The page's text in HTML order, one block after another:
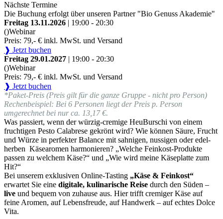
Nächste Termine
Die Buchung erfolgt über unseren Partner "Bio Genuss Akademie"
Freitag 13.11.2026 | 19:00 - 20:30
()Webinar
Preis: 79,- € inkl. MwSt. und Versand
❱ Jetzt buchen
Freitag 29.01.2027 | 19:00 - 20:30
()Webinar
Preis: 79,- € inkl. MwSt. und Versand
❱ Jetzt buchen
*Paket-Preis (Preis gilt für die ganze Gruppe - nicht pro Person)
Rechenbeispiel: Bei 6 Personen liegt der Preis p. Person
umgerechnet bei nur ca. 13,17 €.
Was passiert, wenn der würzig-cremige HeuBurschi von einem
fruchtigen Pesto Calabrese gekrönt wird? Wie können Säure, Frucht
und Würze in perfekter Balance mit sahnigen, nussigen oder edel-
herben Käsearomen harmonieren? „Welche Feinkost-Produkte
passen zu welchem Käse?“ und „Wie wird meine Käseplatte zum
Hit?“
Bei unserem exklusiven Online-Tasting „Käse & Feinkost“
erwartet Sie eine digitale, kulinarische Reise durch den Süden –
live und bequem von zuhause aus. Hier trifft cremiger Käse auf
feine Aromen, auf Lebensfreude, auf Handwerk – auf echtes Dolce
Vita.